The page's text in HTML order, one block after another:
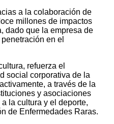
a la colaboración de
millones de impactos
dado que la empresa de
en el
refuerza el
social corporativa de la
a través de la
y asociaciones
la cultura y el deporte,
de Enfermedades Raras.